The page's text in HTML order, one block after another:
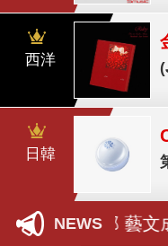
西洋
日韓
NEWS
文化部 藝文